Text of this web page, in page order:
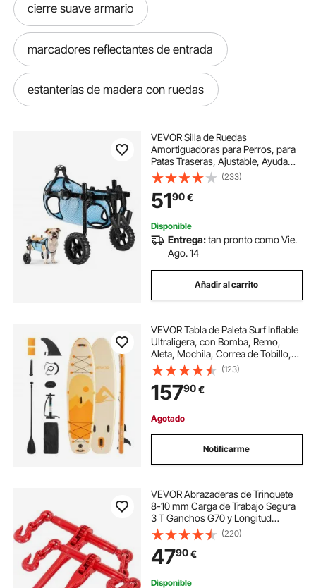
cierre suave armario
marcadores reflectantes de entrada
estanterías de madera con ruedas
sillas de oficina con ruedas
sillas con ruedas
carros auxiliares con ruedas
carrito de apoyo con ruedas
juego de vasos impacto 1 2
carro transporte con ruedas
carro con ruedas globo para playa
ruedas giratorias para banco bing pong
VEVOR Silla de Ruedas
Amortiguadoras para Perros, para
Patas Traseras, Ajustable, Ayuda
para Caminar para Perros
Discapacitados, Paralizados o
Lesionados de hasta 15 kg, Talla M,
Negro y Azul
(233)
5190€
Disponible
Entrega:tan pronto como Vie.
Ago. 14
Añadir al carrito
VEVOR Tabla de Paleta Surf Inflable
Ultraligera, con Bomba, Remo,
Aleta, Mochila, Correa de Tobillo,
Correa, Plataforma Antideslizante
para Jóvenes y Adultos, 335,2 x
83,8 x 15,2 cm, Amarillo
(123)
15790€
Agotado
Notificarme
VEVOR Abrazaderas de Trinquete
8-10 mm Carga de Trabajo Segura
3 T Ganchos G70 y Longitud
Ajustable para Cadenas Amarre de
Carga para Industria, Transporte,
Remolque, 2 Piezas, Rojo
(220)
4790€
Disponible